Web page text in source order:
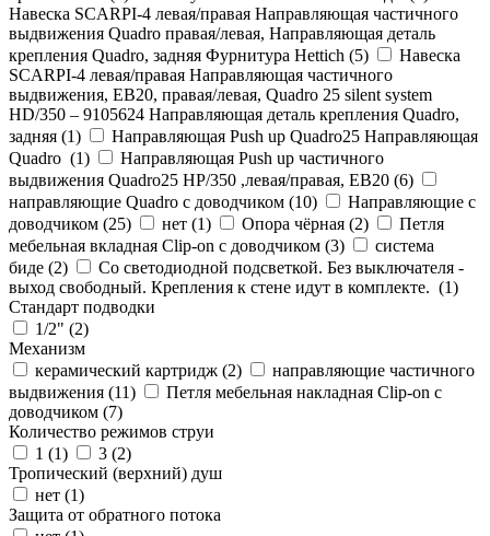
Навеска SCARPI-4 левая/правая Направляющая частичного
выдвижения Quadro правая/левая, Направляющая деталь
крепления Quadro, задняя Фурнитура Hettich (5)
Навеска
SCARPI-4 левая/правая Направляющая частичного
выдвижения, ЕВ20, правая/левая, Quadro 25 silent system
HD/350 – 9105624 Направляющая деталь крепления Quadro,
задняя (1)
Направляющая Push up Quadro25 Направляющая
Quadro (1)
Направляющая Push up частичного
выдвижения Quadro25 НР/350 ,левая/правая, ЕВ20 (6)
направляющие Quadro с доводчиком (10)
Направляющие с
доводчиком (25) нет (1) Опора чёрная (2)
Петля
мебельная вкладная Clip-on с доводчиком (3)
система
биде (2)
Со светодиодной подсветкой. Без выключателя -
выход свободный. Крепления к стене идут в комплекте. (1)
Стандарт подводки
1/2" (2)
Механизм
керамический картридж (2)
направляющие частичного
выдвижения (11)
Петля мебельная накладная Clip-on с
доводчиком (7)
Количество режимов струи
1 (1) 3 (2)
Тропический (верхний) душ
нет (1)
Защита от обратного потока